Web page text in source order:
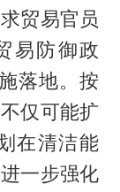
贸易官员
易防御政
落地。按
仅可能扩
在清洁能
一步强化